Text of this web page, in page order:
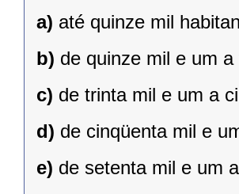
a) até quinze mil
b) de quinze mil e um
c) de trinta mil e um a
d) de cinqüenta mil e
e) de setenta mil e um